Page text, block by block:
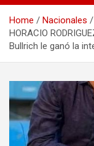
Home
Nacionales
HORACIO
Bullrich le ganó la